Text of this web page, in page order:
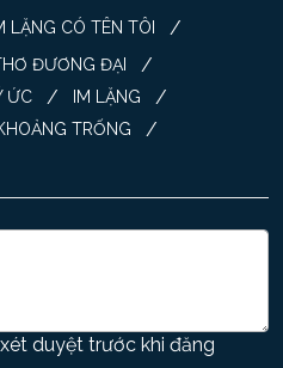
LẶNG CÓ TÊN TÔI /
ĐƯƠNG ĐẠI /
ỨC / IM LẶNG /
TRỐNG /
duyệt trước khi đăng